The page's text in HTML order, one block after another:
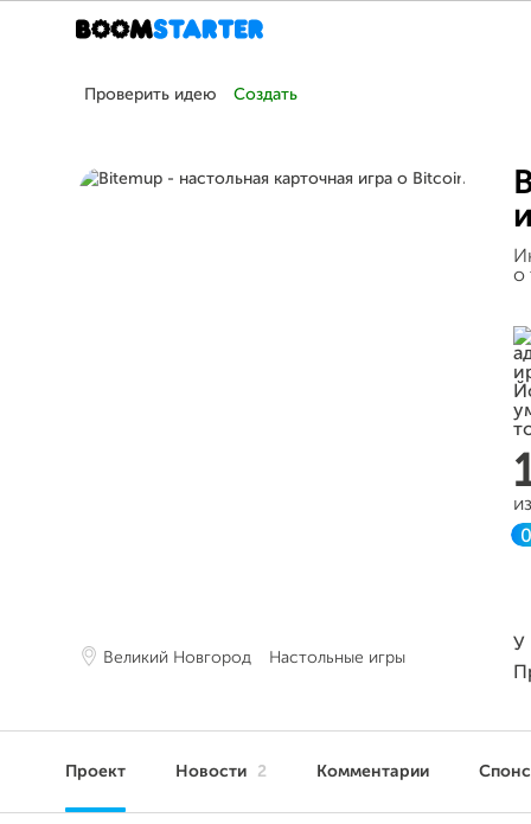
Проверить идею Создать
Великий Новгород Настольные игры
о
У
Проект Новости 2 Комментарии